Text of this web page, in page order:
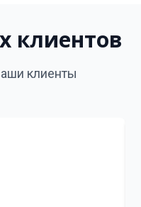
клиентов
клиенты